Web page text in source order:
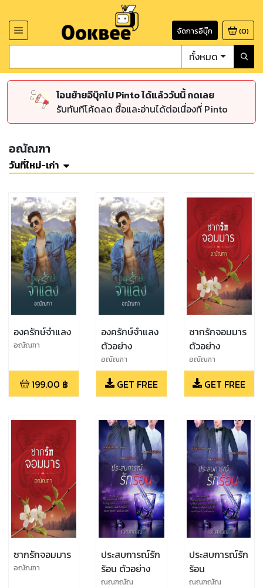
จัดการอีบุ๊ก (0)
ทั้งหมด
โอนย้ายอีบุ๊กไป Pinto ได้แล้ววันนี้ กดเลย
รับทันทีโค้ดลด ซื้อและอ่านได้ต่อเนื่องที่ Pinto
อณัณฑา
วันที่ใหม่-เก่า
องครักษ์จำแลง
อณัณฑา
199.00 ฿
องครักษ์จำแลง
ตัวอย่าง
อณัณฑา
GET FREE
ซากรักจอมมาร
ตัวอย่าง
อณัณฑา
GET FREE
ซากรักจอมมาร
อณัณฑา
ประสบการณ์รัก
ร้อน ตัวอย่าง
ณณฑณัณ
ประสบการณ์รัก
ร้อน
ณณฑณัณ